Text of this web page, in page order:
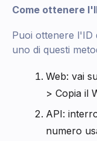
Come ottenere
Puoi ottenere l'ID
uno di questi
Web: vai
> Copia il
API:
numero